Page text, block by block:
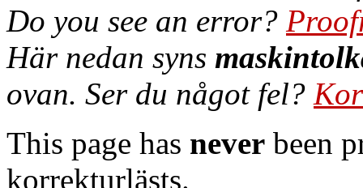
Do you see an error?
Här nedan syns
ovan. Ser du något fel?
This page has never been
korrekturlästs.